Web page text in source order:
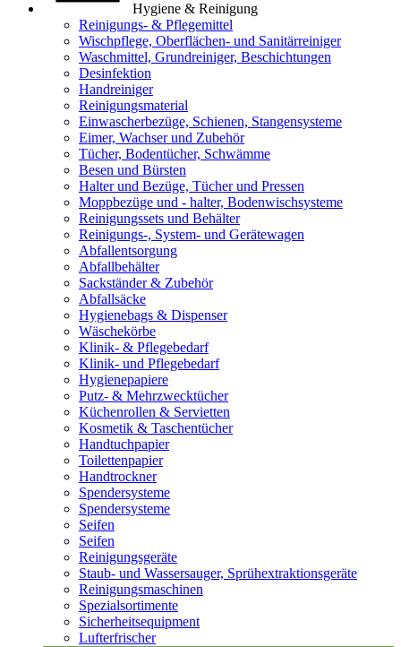
Hygiene & Reinigung
Reinigungs- & Pflegemittel
Wischpflege, Oberflächen- und Sanitärreiniger
Waschmittel, Grundreiniger, Beschichtungen
Desinfektion
Handreiniger
Reinigungsmaterial
Einwascherbezüge, Schienen, Stangensysteme
Eimer, Wachser und Zubehör
Tücher, Bodentücher, Schwämme
Besen und Bürsten
Halter und Bezüge, Tücher und Pressen
Moppbezüge und - halter, Bodenwischsysteme
Reinigungssets und Behälter
Reinigungs-, System- und Gerätewagen
Abfallentsorgung
Abfallbehälter
Sackständer & Zubehör
Abfallsäcke
Hygienebags & Dispenser
Wäschekörbe
Klinik- & Pflegebedarf
Klinik- und Pflegebedarf
Hygienepapiere
Putz- & Mehrzwecktücher
Küchenrollen & Servietten
Kosmetik & Taschentücher
Handtuchpapier
Toilettenpapier
Handtrockner
Spendersysteme
Spendersysteme
Seifen
Seifen
Reinigungsgeräte
Staub- und Wassersauger, Sprühextraktionsgeräte
Reinigungsmaschinen
Spezialsortimente
Sicherheitsequipment
Lufterfrischer